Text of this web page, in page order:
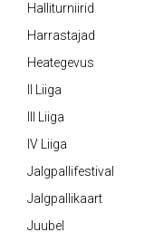
Halliturniirid
Harrastajad
Heategevus
II Liiga
III Liiga
IV Liiga
Jalgpallifestival
Jalgpallikaart
Juubel